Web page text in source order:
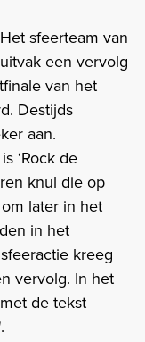
sfeerteam van
een vervolg
van het
Destijds
aan.
‘Rock de
knul die op
later in het
in het
kreeg
vervolg. In het
de tekst